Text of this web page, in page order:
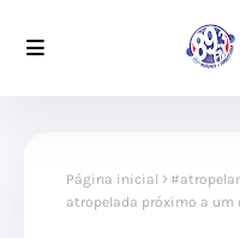
Página inicial
atropelada próximo a um